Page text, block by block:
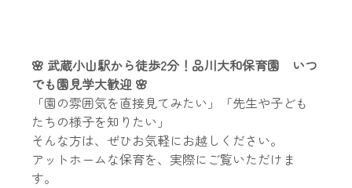
🌸 武蔵小山駅から徒歩2分！品川大和保育園　いつ
でも園見学大歓迎 🌸
「園の雰囲気を直接見てみたい」「先生や子ども
たちの様子を知りたい」
そんな方は、ぜひお気軽にお越しください。
アットホームな保育を、実際にご覧いただけま
す。